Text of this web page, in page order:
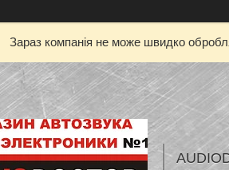
Зараз компанія не може швидко